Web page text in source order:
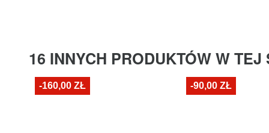
16 INNYCH PRODUKTÓW W
-160,00 ZŁ -90,00 ZŁ